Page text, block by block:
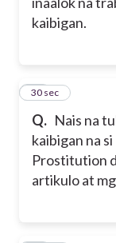
kaibigan.
Q. Nais na
kaibigan na
Prostitution
artikulo at
17
30 sec